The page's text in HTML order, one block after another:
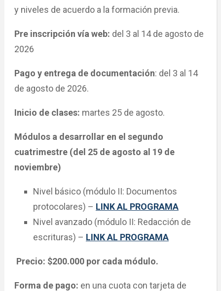
y niveles de acuerdo a la formación previa.
Pre inscripción vía web: del 3 al 14 de agosto de
2026
Pago y entrega de documentación: del 3 al 14
de agosto de 2026.
Inicio de clases: martes 25 de agosto.
Módulos a desarrollar en el segundo
cuatrimestre (del 25 de agosto al 19 de
noviembre)
Nivel básico (módulo II: Documentos
protocolares) – LINK AL PROGRAMA
Nivel avanzado (módulo II: Redacción de
escrituras) – LINK AL PROGRAMA
Precio: $200.000 por cada módulo.
Forma de pago: en una cuota con tarjeta de